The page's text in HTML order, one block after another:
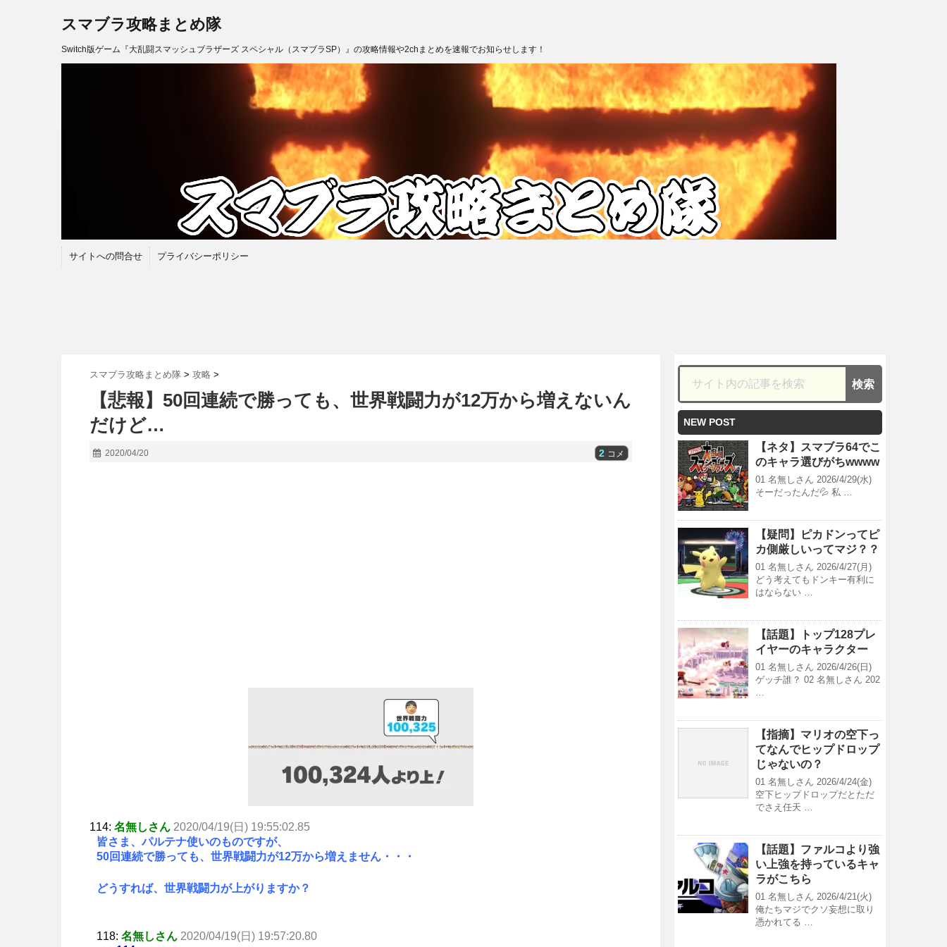
スマブラ攻略まとめ隊
Switch版ゲーム『大乱闘スマッシュブラザーズ スペシャル（スマブラSP）』の攻略情報や2chまとめを速報でお知らせします！
サイトへの問合せ プライバシーポリシー
スマブラ攻略まとめ隊 > 攻略 >
【悲報】50回連続で勝っても、世界戦闘力が12万から増えないん
だけど…
2020/04/20 2 コメ
114: 名無しさん 2020/04/19(日) 19:55:02.85
皆さま、パルテナ使いのものですが、
50回連続で勝っても、世界戦闘力が12万から増えません・・・
どうすれば、世界戦闘力が上がりますか？
118: 名無しさん 2020/04/19(日) 19:57:20.80
NEW POST
【ネタ】スマブラ64でこ
のキャラ選びがちwwww
01 名無しさん 2026/4/29(水)
そーだったんだ💦 私 …
【疑問】ピカドンってピ
カ側厳しいってマジ？？
01 名無しさん 2026/4/27(月)
どう考えてもドンキー有利に
はならない …
【話題】トップ128プレ
イヤーのキャラクター
01 名無しさん 2026/4/26(日)
ゲッチ誰？ 02 名無しさん 202
…
【指摘】マリオの空下っ
てなんでヒップドロップ
じゃないの？
01 名無しさん 2026/4/24(金)
空下ヒップドロップだとただ
でさえ任天 …
【話題】ファルコより強
い上強を持っているキャ
ラがこちら
01 名無しさん 2026/4/21(火)
俺たちマジでクソ妄想に取り
憑かれてる …